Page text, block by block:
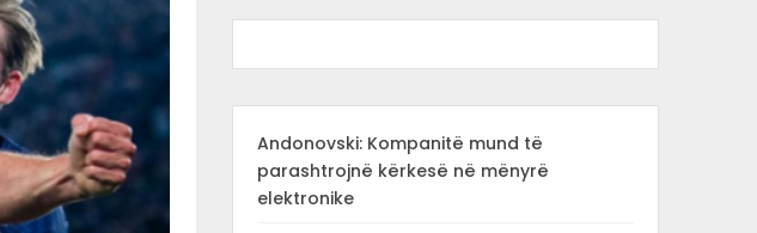
Andonovski: Kompanitë mund të
parashtrojnë kërkesë në mënyrë
elektronike